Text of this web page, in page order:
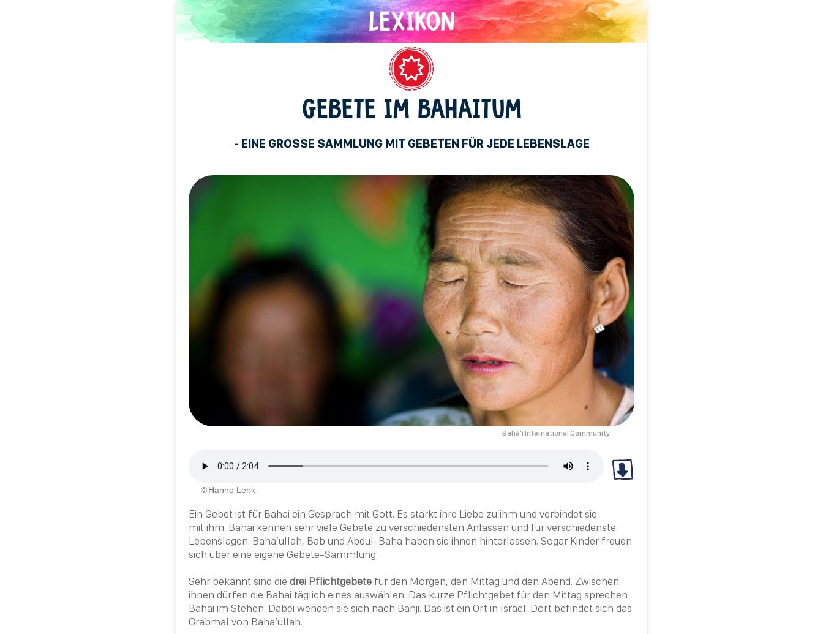
GEBETE IM BAHAITUM
- EINE GROSSE SAMMLUNG MIT GEBETEN FÜR JEDE LEBENSLAGE
Bahá’í International Community
Hanno Lenk
Ein Gebet ist für Bahai ein Gespräch mit Gott. Es stärkt ihre Liebe zu ihm und verbindet sie
mit ihm. Bahai kennen sehr viele Gebete zu verschiedensten Anlässen und für verschiedenste
Lebenslagen. Baha’ullah, Bab und Abdul-Baha haben sie ihnen hinterlassen. Sogar Kinder freuen
sich über eine eigene Gebete-Sammlung.
Sehr bekannt sind die drei Pflichtgebete für den Morgen, den Mittag und den Abend. Zwischen
ihnen dürfen die Bahai täglich eines auswählen. Das kurze Pflichtgebet für den Mittag sprechen
Bahai im Stehen. Dabei wenden sie sich nach Bahji. Das ist ein Ort in Israel. Dort befindet sich das
Grabmal von Baha’ullah.